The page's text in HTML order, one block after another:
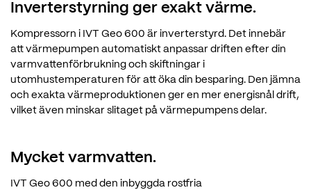
Inverterstyrning ger exakt värme.
Kompressorn i IVT Geo 600 är inverterstyrd. Det innebär
att värmepumpen automatiskt anpassar driften efter din
varmvattenförbrukning och skiftningar i
utomhustemperaturen för att öka din besparing. Den jämna
och exakta värmeproduktionen ger en mer energisnål drift,
vilket även minskar slitaget på värmepumpens delar.
Mycket varmvatten.
IVT Geo 600 med den inbyggda rostfria